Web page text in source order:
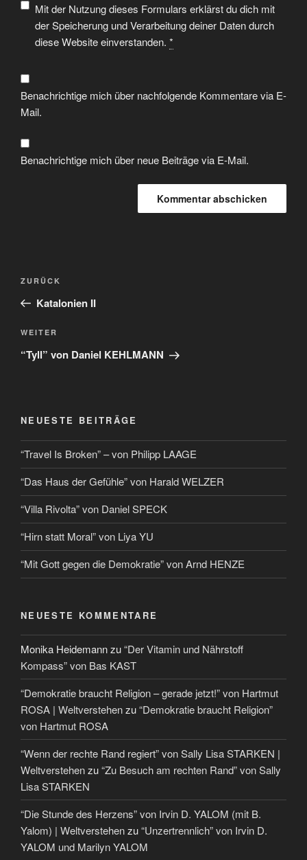
Mit der Nutzung dieses Formulars erklärst du dich mit
der Speicherung und Verarbeitung deiner Daten durch
diese Website einverstanden. *
Benachrichtige mich über nachfolgende Kommentare via E-
Mail.
Benachrichtige mich über neue Beiträge via E-Mail.
ZURÜCK
Katalonien II
WEITER
“Tyll” von Daniel KEHLMANN
NEUESTE BEITRÄGE
“Travel Is Broken” – von Philipp LAAGE
“Das Haus der Gefühle” von Harald WELZER
“Villa Rivolta” von Daniel SPECK
“Hirn statt Moral” von Liya YU
“Mit Gott gegen die Demokratie” von Arnd HENZE
NEUESTE KOMMENTARE
Monika Heidemannzu“Der Vitamin und Nährstoff
Kompass” von Bas KAST
“Demokratie braucht Religion – gerade jetzt!” von Hartmut
ROSA | Weltverstehenzu“Demokratie braucht Religion”
von Hartmut ROSA
“Wenn der rechte Rand regiert” von Sally Lisa STARKEN |
Weltverstehenzu“Zu Besuch am rechten Rand” von Sally
Lisa STARKEN
“Die Stunde des Herzens” von Irvin D. YALOM (mit B.
Yalom) | Weltverstehenzu“Unzertrennlich” von Irvin D.
YALOM und Marilyn YALOM